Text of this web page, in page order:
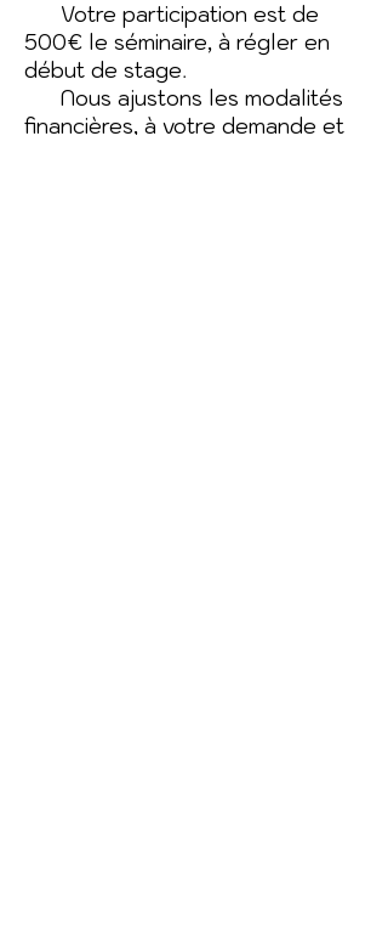
Votre participation est de
500€ le séminaire, à régler en
début de stage.
Nous ajustons les modalités
financières, à votre demande et